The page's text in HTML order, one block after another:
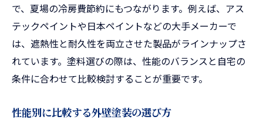
で、夏場の冷房費節約にもつながります。例えば、アス
テックペイントや日本ペイントなどの大手メーカーで
は、遮熱性と耐久性を両立させた製品がラインナップさ
れています。塗料選びの際は、性能のバランスと自宅の
条件に合わせて比較検討することが重要です。
性能別に比較する外壁塗装の選び方